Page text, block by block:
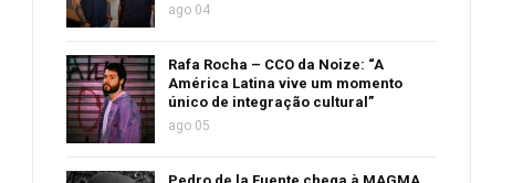
ago 04
Rafa Rocha – CCO da Noize: “A
América Latina vive um momento
único de integração cultural”
ago 05